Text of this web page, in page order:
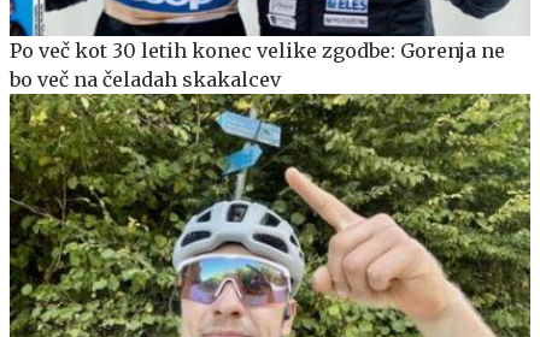
Po več kot 30 letih konec velike zgodbe: Gorenja ne
bo več na čeladah skakalcev